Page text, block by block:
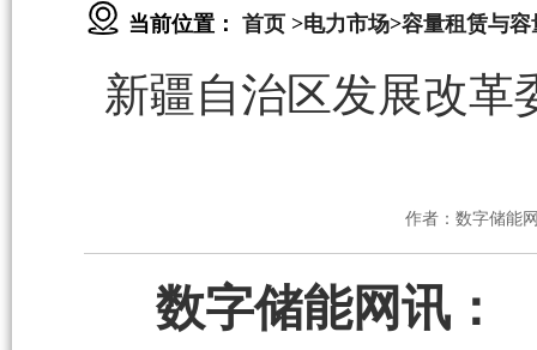
当前位置： 首页 >电力市场>容量租赁与容
新疆自治区发展改革
作者：数字储能
数字储能网讯：